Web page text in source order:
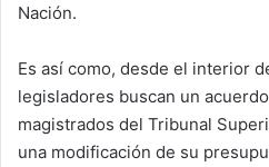
Nación.
Es así como, desde el interior
legisladores buscan un
magistrados del Tribunal
una modificación de su